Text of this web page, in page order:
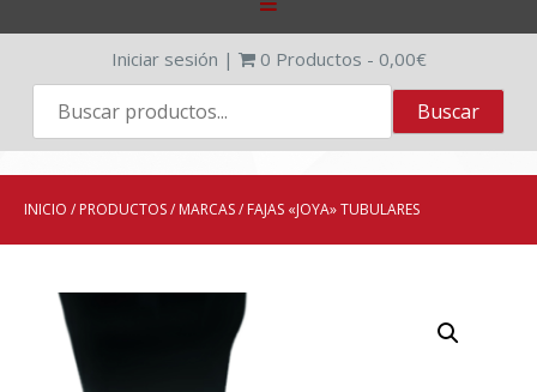
Iniciar sesión | 0 Productos - 0,00€
INICIO / PRODUCTOS/ MARCAS/ FAJAS «JOYA» TUBULARES